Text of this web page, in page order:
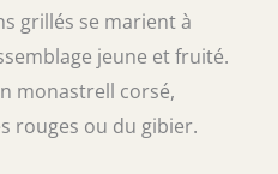
grillés se marient à
jeune et fruité.
monastrell corsé,
rouges ou du gibier.